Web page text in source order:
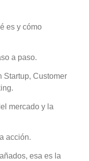
es y cómo
a paso.
Startup, Customer
mercado y la
acción.
esa es la